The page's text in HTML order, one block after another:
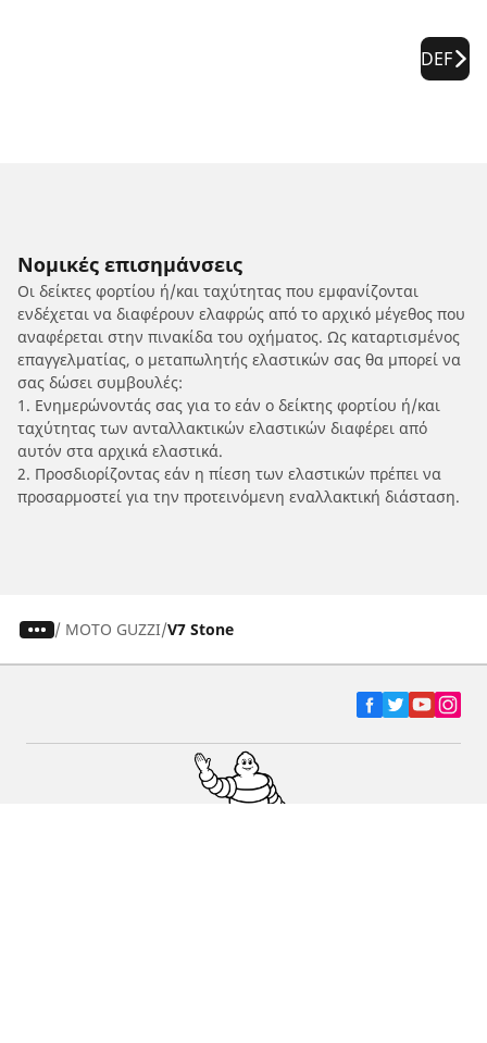
DEF
Νομικές επισημάνσεις
Οι δείκτες φορτίου ή/και ταχύτητας που εμφανίζονται
ενδέχεται να διαφέρουν ελαφρώς από το αρχικό μέγεθος που
αναφέρεται στην πινακίδα του οχήματος. Ως καταρτισμένος
επαγγελματίας, ο μεταπωλητής ελαστικών σας θα μπορεί να
σας δώσει συμβουλές:
1. Ενημερώνοντάς σας για το εάν ο δείκτης φορτίου ή/και
ταχύτητας των ανταλλακτικών ελαστικών διαφέρει από
αυτόν στα αρχικά ελαστικά.
2. Προσδιορίζοντας εάν η πίεση των ελαστικών πρέπει να
προσαρμοστεί για την προτεινόμενη εναλλακτική διάσταση.
/ MOTO GUZZI V7 Stone